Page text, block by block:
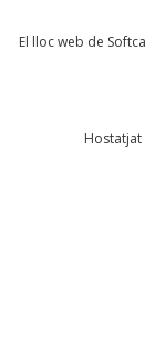
Què
Comentari *
El lloc web de
Hostatjat